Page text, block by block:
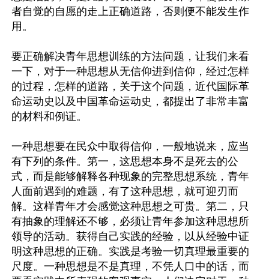
者自觉的自愿的走上正确道路，否则便不能发生作
用。
要正确解决青年思想训练的方法问题，让我们来看
一下，对于一种思想从无信仰进到信仰，经过怎样
的过程，怎样的道路，关于这个问题，近代国际革
命运动史以及中国革命运动史，都提出了非常丰富
的材料和例证。
一种思想要在民众中取得信仰，一般地说来，应当
有下列的条件。第一，这思想本身不是死去的公
式，而是能够解释各种现象的完整思想系统，青年
人面前遇到的难题，有了这种思想，就可迎刃而
解。这样青年才会感觉这种思想之可贵。第二，只
有抽象的理解还不够，必须让青年参加这种思想所
领导的活动。获得自己实践的经验，以从经验中证
明这种思想的正确。实践是考验一切真理最重要的
尺度。一种思想是不是真理，不凭人口中的话，而